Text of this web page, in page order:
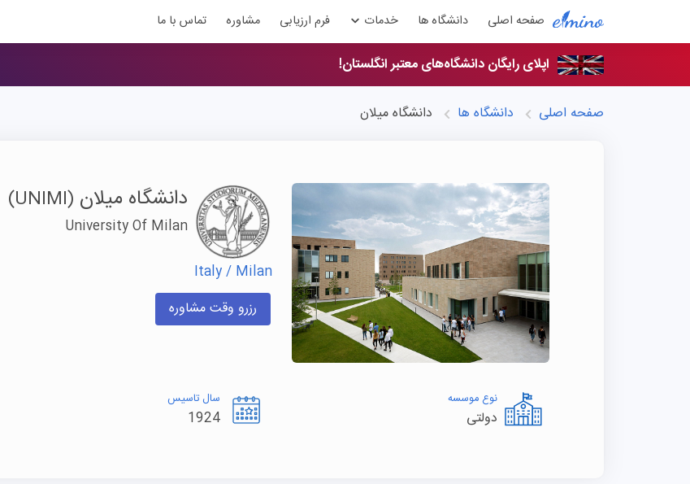
صفحه اصلی دانشگاه ها خدمات فرم ارزیابی مشاوره تماس با ما
اپلای رایگان دانشگاه‌های معتبر انگلستان!
صفحه اصلی دانشگاه ها دانشگاه میلان
دانشگاه میلان (UNIMI)
University Of Milan
Italy / Milan
رزرو وقت مشاوره
نوع موسسه
دولتی
سال تاسیس
1924